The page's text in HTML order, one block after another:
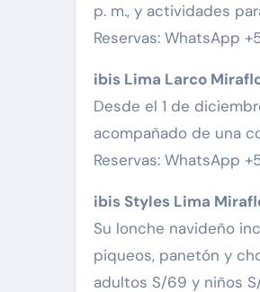
p. m., y actividades
Reservas: WhatsApp
ibis Lima Larco
Desde el 1 de
acompañado de una
Reservas: WhatsApp
ibis Styles Lima
Su lonche navideño
piqueos, panetón y
adultos S/69 y niños